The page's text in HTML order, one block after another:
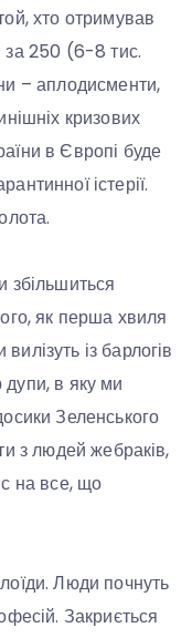
хто отримував
за 250 (6-8 тис.
– аплодисменти,
кризових
в Європі буде
істерії.
збільшиться
як перша хвиля
із барлогів
дупи, в яку ми
Зеленського
з людей жебраків,
на все, що
Люди почнуть
Закриється